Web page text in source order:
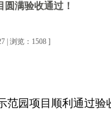
满验收通过！
| 浏览：1508 ]
范园项目顺利通过验